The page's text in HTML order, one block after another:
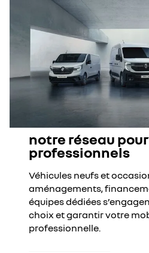
notre réseau
professionnels
Véhicules neufs et
aménagements,
équipes dédiées
choix et garantir votre
professionnelle.